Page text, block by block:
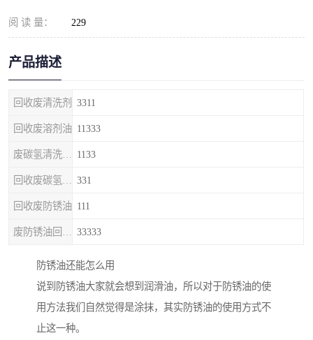
阅 读 量： 229
产品描述
回收废清洗剂 3311
回收废溶剂油 11333
1133
331
回收废防锈油 111
33333
防锈油还能怎么用
说到防锈油大家就会想到润滑油，所以对于防锈油的使
用方法我们自然觉得是涂抹，其实防锈油的使用方式不
止这一种。